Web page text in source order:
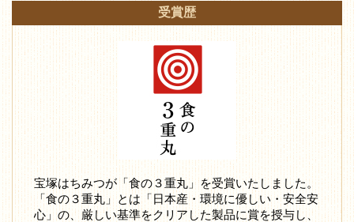
受賞歴
宝塚はちみつが「食の３重丸」を受賞いたしました。
「食の３重丸」とは「日本産・環境に優しい・安全安
心」の、厳しい基準をクリアした製品に賞を授与し、